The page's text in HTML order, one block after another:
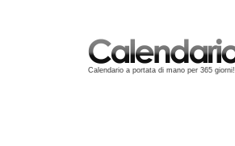
Calendario a portata di mano per 365 giorni!